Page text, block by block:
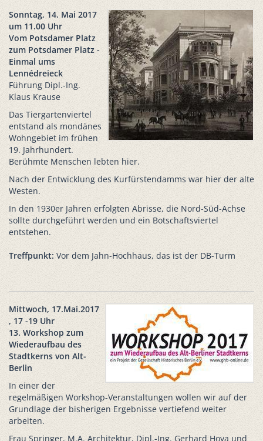
Sonntag, 14. Mai 2017
um 11.00 Uhr
Vom Potsdamer Platz
zum Potsdamer Platz -
Einmal ums
Lennédreieck
Führung Dipl.-Ing.
Klaus Krause
Das Tiergartenviertel
entstand als mondänes
Wohngebiet im frühen
19. Jahrhundert.
Berühmte Menschen lebten hier.
Nach der Entwicklung des Kurfürstendamms war hier der alte
Westen.
In den 1930er Jahren erfolgten Abrisse, die Nord-Süd-Achse
sollte durchgeführt werden und ein Botschaftsviertel
entstehen.
Treffpunkt: Vor dem Jahn-Hochhaus, das ist der DB-Turm
Mittwoch, 17.Mai.2017
, 17 -19 Uhr
13. Workshop zum
Wiederaufbau des
Stadtkerns von Alt-
Berlin
In einer der
regelmäßigen Workshop-Veranstaltungen wollen wir auf der
Grundlage der bisherigen Ergebnisse vertiefend weiter
arbeiten.
Frau Springer, M.A. Architektur, Dipl.-Ing. Gerhard Hoya und